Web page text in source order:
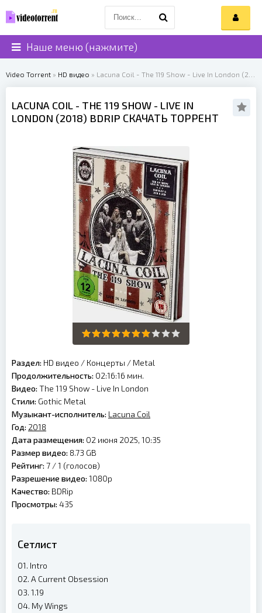
Наше меню (нажмите)
Video Torrent » HD видео » Lacuna Coil - The 119 Show - Live In London (2018)
LACUNA COIL - THE 119 SHOW - LIVE IN
LONDON (2018) BDRIP СКАЧАТЬ ТОРРЕНТ
Раздел: HD видео / Концерты / Metal
Продолжительность: 02:16:16 мин.
Видео: The 119 Show - Live In London
Стили: Gothic Metal
Музыкант-исполнитель: Lacuna Coil
Год: 2018
Дата размещения: 02 июня 2025, 10:35
Размер видео: 8.73 GB
Рейтинг: 7 /1 (голосов)
Разрешение видео: 1080p
Качество: BDRip
Просмотры: 435
Сетлист
01. Intro
02. A Current Obsession
03. 1.19
04. My Wings